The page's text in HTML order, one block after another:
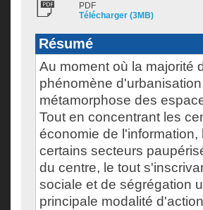
PDF
Télécharger (3MB)
Résumé
Au moment où la majorité
phénomène
métamorphose des
Tout en concentrant les
économie de
certains secteurs
du centre, le tout
sociale et de ségrégation
principale modalité